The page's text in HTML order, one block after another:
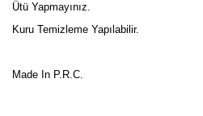
Ütü Yapmayınız.
Kuru Temizleme Yapılabilir.
Made In P.R.C.